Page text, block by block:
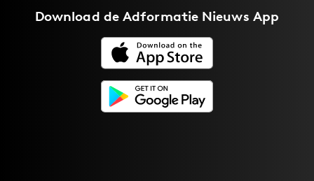
Download deAdformatie Nieuws App